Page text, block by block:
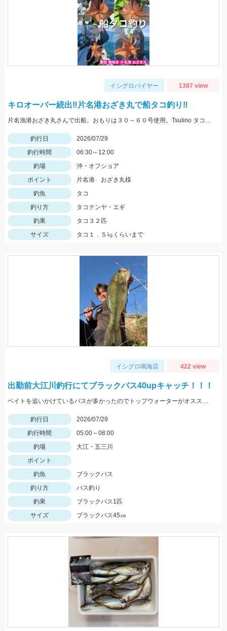
イシグロバイヤー 1387 view
キロオーバー続出‼片名港おざき丸で船タコ釣り‼
片名漁港おざき丸さんで出船。おもりは３０～６０号使用。Tsulino タコエギ大活躍‼白やピンクゼブラ、黄色が特におすすめ！
釣行日
2026/07/29
釣行時間
06:30～12:00
釣場
沖・オフショア
ポイント
片名港 おざき丸様
釣魚
タコ
釣り方
タコテンヤ・エギ
釣果
タコ３２匹
サイズ
タコ１．５㎏くらいまで
イシグロ鳴海店 422 view
出勤前大江川釣行にてブラックバス40upキャッチ！！！
ベイトを追いかけているバスが多かったのでトップウォーターがオススメ！！
釣行日
2026/07/29
釣行時間
05:00～08:00
釣場
大江・五三川
ポイント
釣魚
ブラックバス
釣り方
バス釣り
釣果
ブラックバス1匹
サイズ
ブラックバス45㎝